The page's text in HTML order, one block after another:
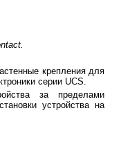
крепления для
серии UCS.
за пределами
устройства на